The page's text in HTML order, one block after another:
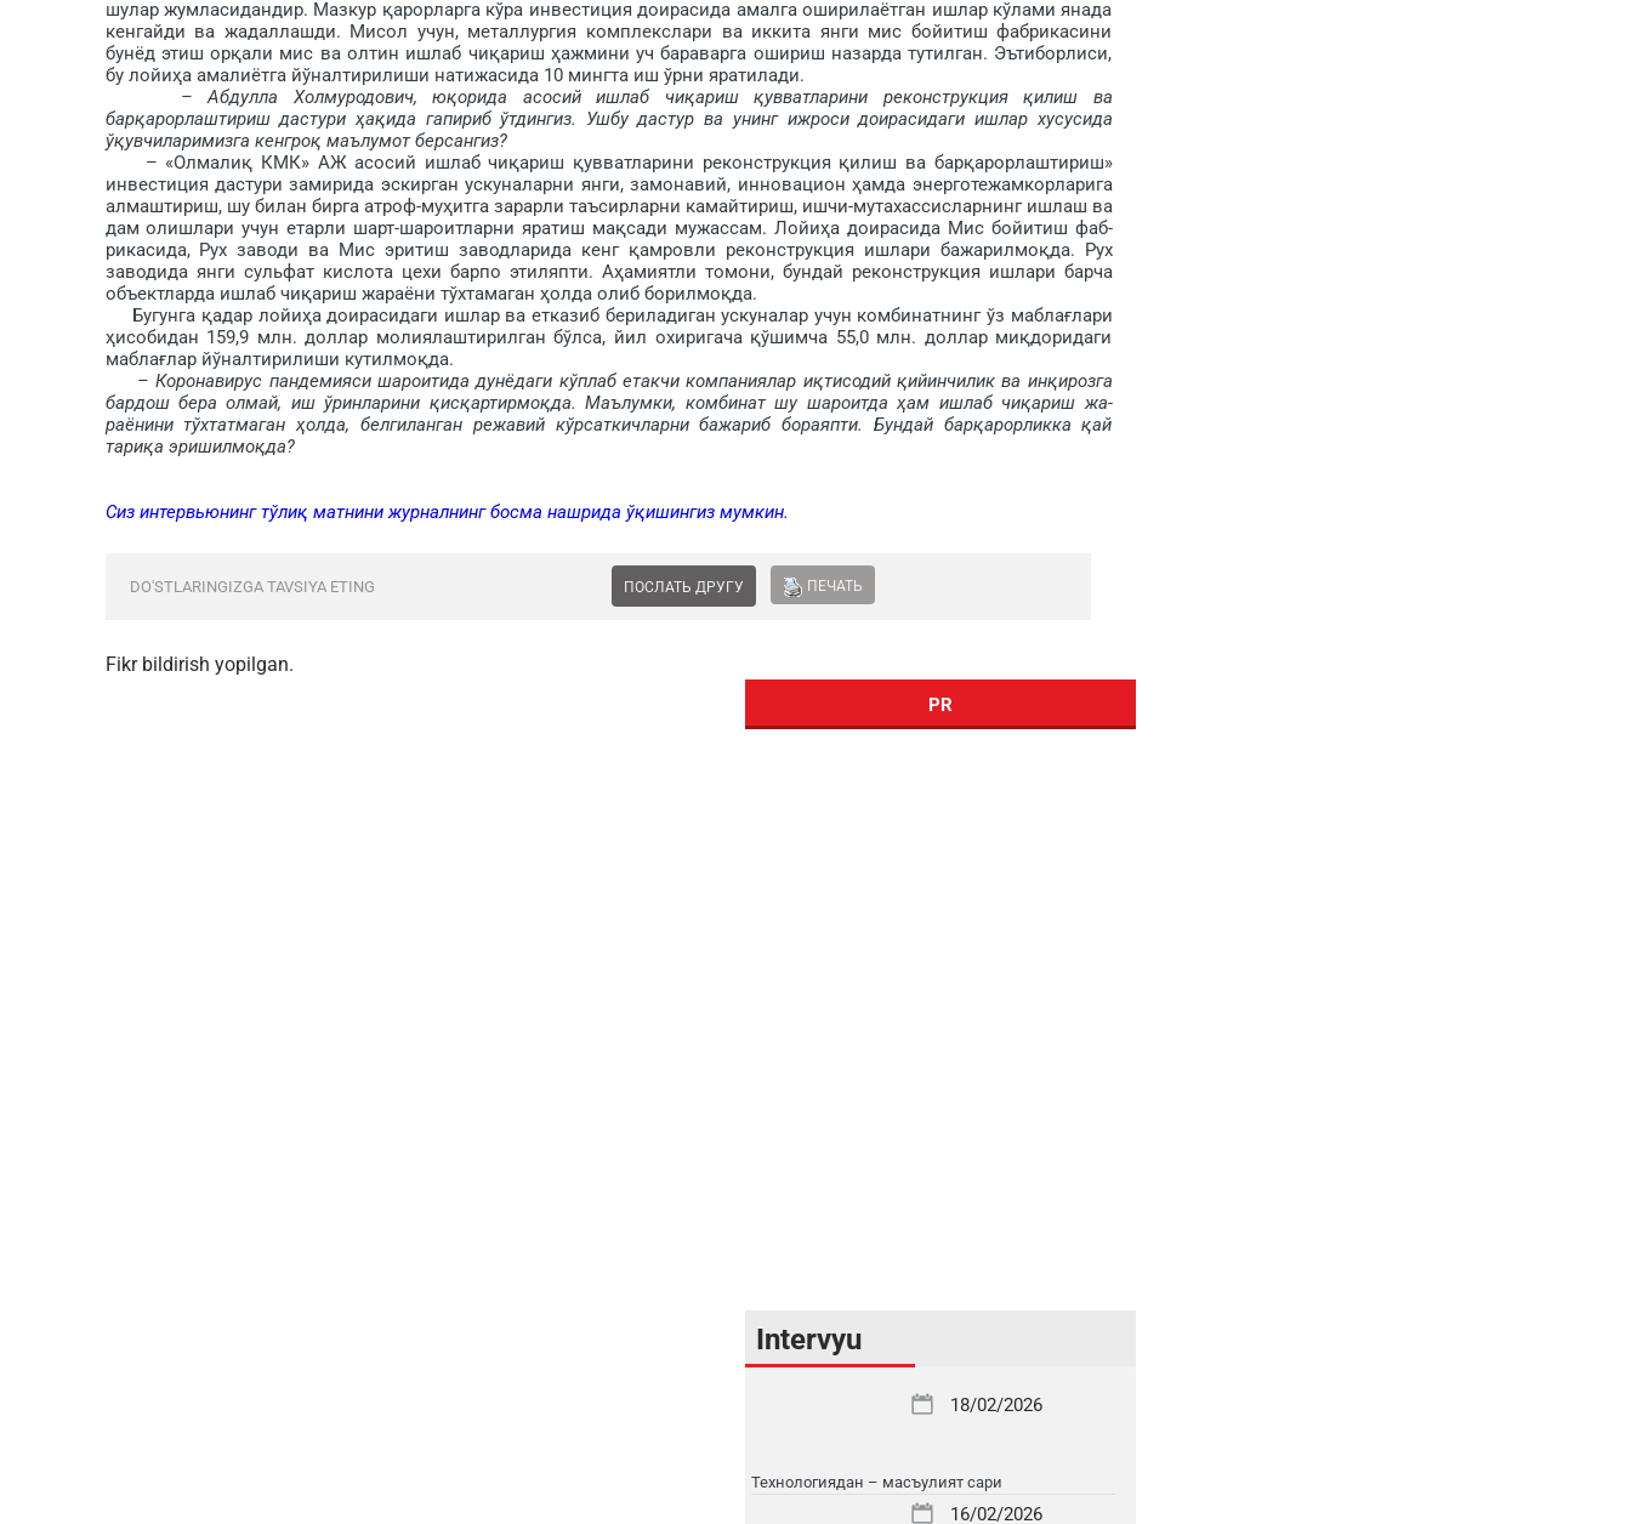
шулар жумласидандир. Мазкур қарорларга кўра инвес­тиция доирасида амалга оширилаётган ишлар кўлами янада
кенгайди ва жадаллашди. Мисол учун, металлургия комплекслари ва иккита янги мис бойитиш фабрикасини
бунёд этиш орқали мис ва олтин ишлаб чиқариш ҳажмини уч бараварга ошириш назарда тутилган. Эътиборлиси,
бу лойиҳа амалиётга йўналтирилиши натижасида 10 мингта иш ўрни яратилади.
– Абдулла Холмуродович, юқо­рида асосий ишлаб чиқариш қув­ватларини реконструкция қилиш ва
барқарорлаштириш дастури ҳақида гапириб ўтдингиз. Ушбу дастур ва унинг ижроси доирасидаги ишлар хусусида
ўқувчилари­мизга кенгроқ маълумот берсангиз?
– «Олмалиқ КМК» АЖ асосий ишлаб чиқариш қувватларини реконс­трукция қилиш ва барқарорлаш­тириш»
инвестиция дастури замирида эскирган ускуналарни янги, замонавий, инновацион ҳамда энерготежамкорларига
алмаштириш, шу би­лан бирга атроф-муҳитга зарарли таъсирларни камайтириш, ишчи-мутахассисларнинг ишлаш ва
дам олиш­лари учун етарли шарт-ша­роитларни яратиш мақсади мужассам. Ло­йиҳа доирасида Мис бойитиш фаб­
рикасида, Рух заводи ва Мис эритиш заводларида кенг қамровли реконструкция ишлари бажарилмоқда. Рух
заводида янги сульфат кислота цехи барпо этиляпти. Аҳамиятли томони, бундай реконструкция ишлари барча
объектларда ишлаб чиқа­риш жараёни тўхтамаган ҳолда олиб борилмоқда.
Бугунга қадар лойиҳа доирасидаги ишлар ва етказиб бериладиган ускуналар учун комбинатнинг ўз маблағлари
ҳисобидан 159,9 млн. доллар молиялаштирилган бўлса, йил охиригача қўшимча 55,0 млн. доллар миқдоридаги
маблағлар йўналтирилиши кутилмоқда.
– Коронавирус пандемияси шароитида дунёдаги кўплаб етакчи компаниялар иқтисодий қийинчи­лик ва инқирозга
бардош бера олмай, иш ўринларини қисқартир­моқда. Маълумки, комбинат шу шароитда ҳам ишлаб чиқариш жа­
раёнини тўхтатмаган ҳолда, белгиланган режавий кўрсаткич­ларни бажариб бораяпти. Бундай барқарорликка қай
тариқа эри­шилмоқда?
Сиз интервьюнинг тўлиқ матнини журналнинг босма нашрида ўқишингиз мумкин.
DO'STLARINGIZGA TAVSIYA ETING ПОСЛАТЬ ДРУГУ ПЕЧАТЬ
Fikr bildirish yopilgan.
PR
Intervyu
18/02/2026
Технологиядан – масъулият сари
16/02/2026